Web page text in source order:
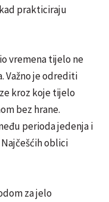
prakticiraju
vremena tijelo ne
Važno je odrediti
kroz koje tijelo
bez hrane.
perioda jedenja i
oblici
za jelo